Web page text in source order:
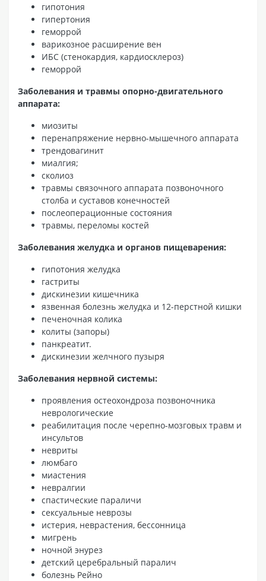
гипотония
гипертония
геморрой
варикозное расширение вен
ИБС (стенокардия, кардиосклероз)
геморрой
Заболевания и травмы опорно-двигательного
аппарата:
миозиты
перенапряжение нервно-мышечного аппарата
трендовагинит
миалгия;
сколиоз
травмы связочного аппарата позвоночного
столба и суставов конечностей
послеоперационные состояния
травмы, переломы костей
Заболевания желудка и органов пищеварения:
гипотония желудка
гастриты
дискинезии кишечника
язвенная болезнь желудка и 12-перстной кишки
печеночная колика
колиты (запоры)
панкреатит.
дискинезии желчного пузыря
Заболевания нервной системы:
проявления остеохондроза позвоночника
неврологические
реабилитация после черепно-мозговых травм и
инсультов
невриты
люмбаго
миастения
невралгии
спастические параличи
сексуальные неврозы
истерия, неврастения, бессонница
мигрень
ночной энурез
детский церебральный паралич
болезнь Рейно